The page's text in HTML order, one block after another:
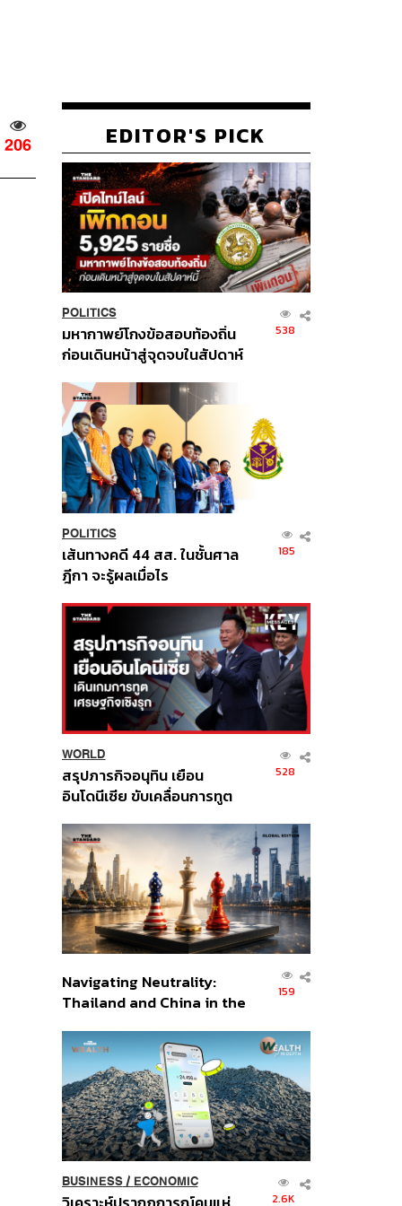
206 EDITOR'S PICK
POLITICS
มหากาพย์โกงข้อสอบท้องถิ่น
ก่อนเดินหน้าสู่จุดจบในสัปดาห์
538
POLITICS
เส้นทางคดี 44 สส. ในชั้นศาล
ฎีกา จะรู้ผลเมื่อไร
185
WORLD
สรุปภารกิจอนุทิน เยือน
อินโดนีเซีย ขับเคลื่อนการทูต
ส่วนยุทธศาสตร์ไทย –
อินโดนีเซีย
528
Navigating Neutrality:
Thailand and China in the
Order
159
BUSINESS/ ECONOMIC
2.6K